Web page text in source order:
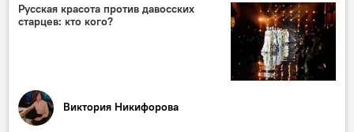
Русская красота против давосских
старцев: кто кого?
Виктория Никифорова